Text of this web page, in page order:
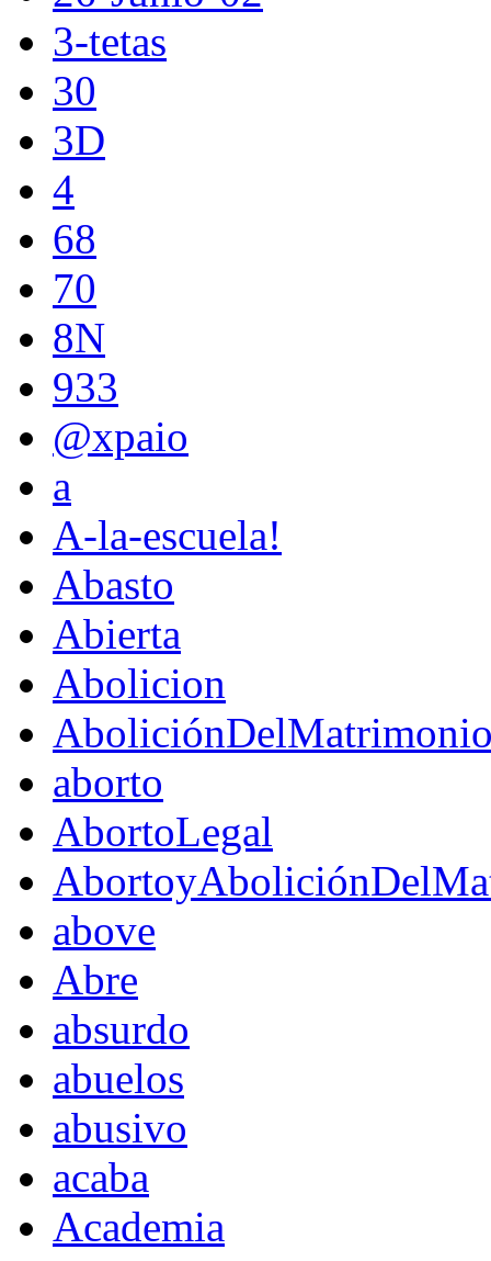
3-tetas
30
3D
4
68
70
8N
933
@xpaio
a
A-la-escuela!
Abasto
Abierta
Abolicion
aborto
AbortoLegal
above
Abre
absurdo
abuelos
abusivo
acaba
Academia